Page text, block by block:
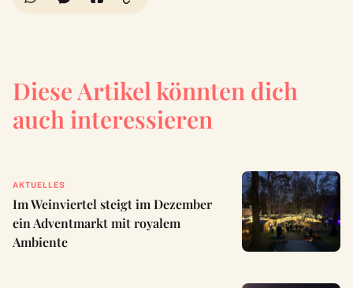
Diese Artikel könnten dich
auch interessieren
AKTUELLES
Im Weinviertel steigt im Dezember
ein Adventmarkt mit royalem
Ambiente